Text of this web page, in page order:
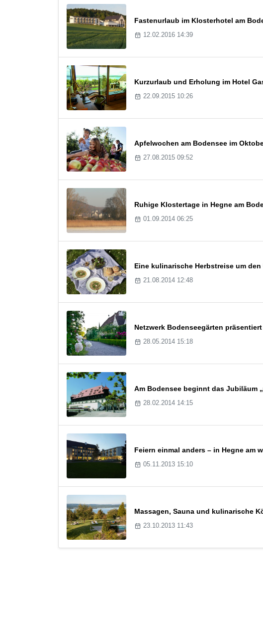
Fastenurlaub im Klosterhotel am
12.02.2016 14:39
Kurzurlaub und Erholung im Hotel
22.09.2015 10:26
Apfelwochen am Bodensee im
27.08.2015 09:52
Ruhige Klostertage in Hegne am
01.09.2014 06:25
Eine kulinarische Herbstreise um den
21.08.2014 12:48
Netzwerk Bodenseegärten
28.05.2014 15:18
Am Bodensee beginnt das Jubiläum
28.02.2014 14:15
Feiern einmal anders – in Hegne am
05.11.2013 15:10
Massagen, Sauna und kulinarische
23.10.2013 11:43